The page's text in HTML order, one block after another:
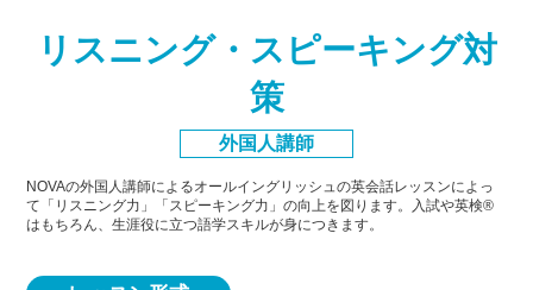
リスニング・スピーキング対
策
外国人講師
NOVAの外国人講師によるオールイングリッシュの英会話レッスンによっ
て「リスニング力」「スピーキング力」の向上を図ります。入試や英検®
はもちろん、生涯役に立つ語学スキルが身につきます。